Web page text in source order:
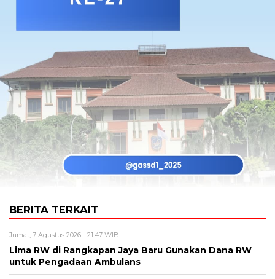
BERITA TERKAIT
Jumat, 7 Agustus 2026 - 21:47 WIB
Lima RW di Rangkapan Jaya Baru Gunakan Dana RW
untuk Pengadaan Ambulans